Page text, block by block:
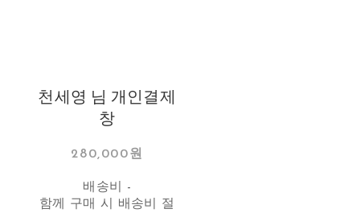
천세영 님 개인결제
창
280,000원
배송비 -
함께 구매 시 배송비 절